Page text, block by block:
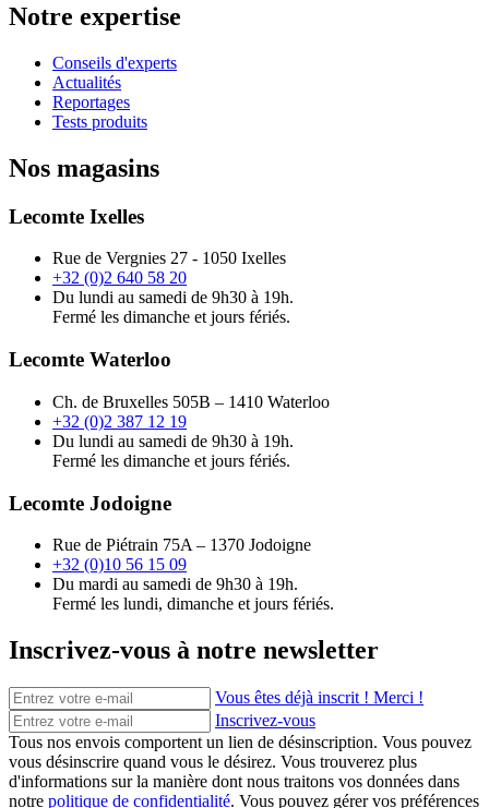
Notre expertise
Conseils d'experts
Actualités
Reportages
Tests produits
Nos magasins
Lecomte Ixelles
Rue de Vergnies 27 - 1050 Ixelles
+32 (0)2 640 58 20
Du lundi au samedi de 9h30 à 19h.
Fermé les dimanche et jours fériés.
Lecomte Waterloo
Ch. de Bruxelles 505B – 1410 Waterloo
+32 (0)2 387 12 19
Du lundi au samedi de 9h30 à 19h.
Fermé les dimanche et jours fériés.
Lecomte Jodoigne
Rue de Piétrain 75A – 1370 Jodoigne
+32 (0)10 56 15 09
Du mardi au samedi de 9h30 à 19h.
Fermé les lundi, dimanche et jours fériés.
Inscrivez-vous à notre newsletter
Vous êtes déjà inscrit ! Merci !
Inscrivez-vous
Tous nos envois comportent un lien de désinscription. Vous pouvez
vous désinscrire quand vous le désirez. Vous trouverez plus
d'informations sur la manière dont nous traitons vos données dans
notre politique de confidentialité. Vous pouvez gérer vos préférences